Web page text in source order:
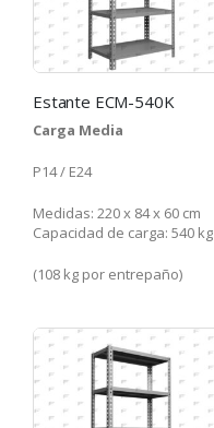
Estante ECM-540K
Carga Media
P14 / E24
Medidas: 220 x 84 x 60 cm
Capacidad de carga: 540 kg
(108 kg por entrepaño)